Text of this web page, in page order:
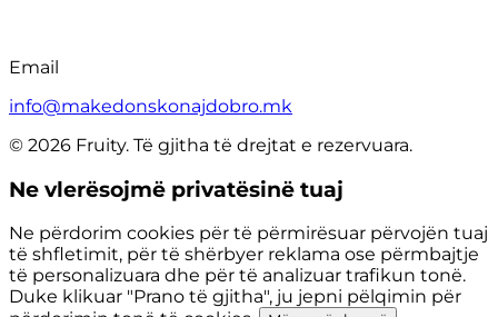
Email
info@makedonskonajdobro.mk
© 2026 Fruity. Të gjitha të drejtat e rezervuara.
Ne vlerësojmë privatësinë tuaj
Ne përdorim cookies për të përmirësuar përvojën tuaj
të shfletimit, për të shërbyer reklama ose përmbajtje
të personalizuara dhe për të analizuar trafikun tonë.
Duke klikuar "Prano të gjitha", ju jepni pëlqimin për